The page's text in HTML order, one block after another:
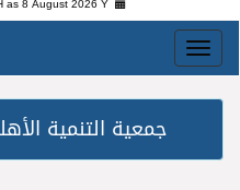
جمعية التنمية